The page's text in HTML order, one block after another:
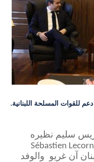
للقوات المسلحة اللبنانية.
سليم نظيره
Sébastien
آن غريو والوفد